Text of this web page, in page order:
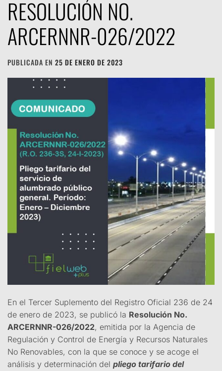
RESOLUCIÓN NO.
ARCERNNR-026/2022
PUBLICADA EN 25 DE ENERO DE 2023
En el Tercer Suplemento del Registro Oficial 236 de 24
de enero de 2023, se publicó la Resolución No.
ARCERNNR-026/2022, emitida por la Agencia de
Regulación y Control de Energía y Recursos Naturales
No Renovables, con la que se conoce y se acoge el
análisis y determinación del pliego tarifario del